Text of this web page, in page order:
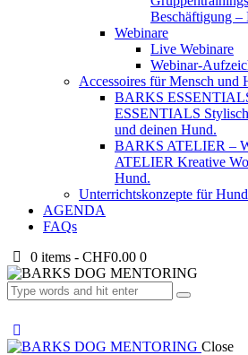
Beschäftigung –
Webinare
Live Webinare
Webinar-
Accessoires für Mensch und
BARKS
ESSENTIALS
und deinen Hund.
BARKS ATELIER –
ATELIER Kreative
Hund.
Unterrichtskonzepte für
AGENDA
FAQs
0 items -CHF0.00 0
Close